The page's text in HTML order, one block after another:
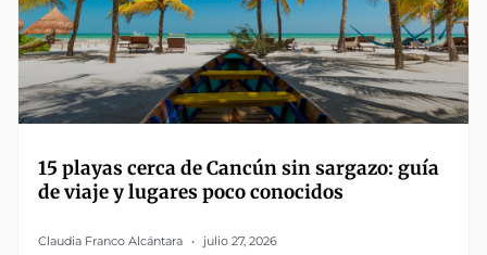
15 playas cerca de Cancún sin sargazo: guía
de viaje y lugares poco conocidos
Claudia Franco Alcántara julio 27, 2026